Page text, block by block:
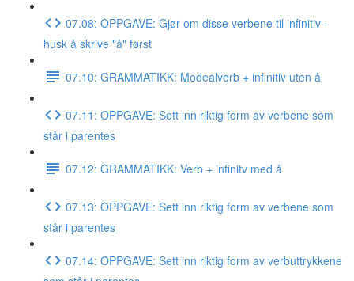
07.08: OPPGAVE: Gjør om disse verbene til infinitiv -
husk å skrive "å" først
07.10: GRAMMATIKK: Modealverb + infinitiv uten å
07.11: OPPGAVE: Sett inn riktig form av verbene som
står i parentes
07.12: GRAMMATIKK: Verb + infinitv med å
07.13: OPPGAVE: Sett inn riktig form av verbene som
står i parentes
07.14: OPPGAVE: Sett inn riktig form av verbuttrykkene